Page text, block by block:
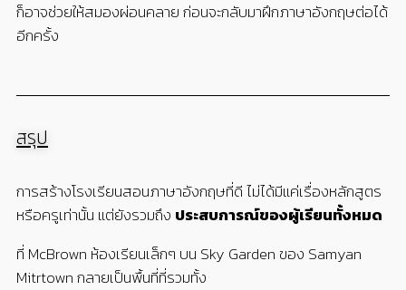
ก็อาจช่วยให้สมองผ่อนคลาย ก่อนจะกลับมาฝึกภาษาอังกฤษต่อได้
อีกครั้ง
สรุป
การสร้างโรงเรียนสอนภาษาอังกฤษที่ดี ไม่ได้มีแค่เรื่องหลักสูตร
หรือครูเท่านั้น แต่ยังรวมถึง ประสบการณ์ของผู้เรียนทั้งหมด
ที่ McBrown ห้องเรียนเล็กๆ บน Sky Garden ของ Samyan
Mitrtown กลายเป็นพื้นที่ที่รวมทั้ง